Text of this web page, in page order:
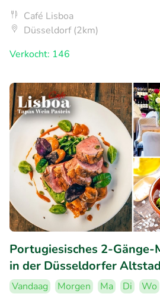
Café Lisboa
Düsseldorf (2km)
Verkocht: 146
Portugiesisches 2-Gänge-
in der Düsseldorfer
Vandaag Morgen Ma Di Wo